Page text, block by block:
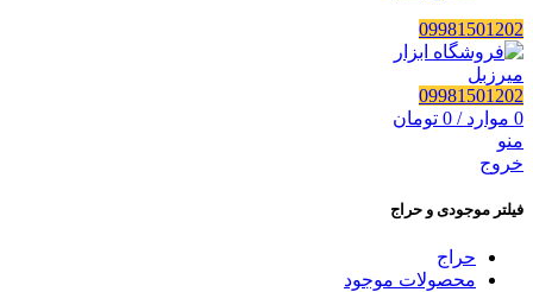
09981501202
09981501202
0 موارد /
0 تومان
منو
خروج
فیلتر موجودی و حراج
حراج
محصولات موجود